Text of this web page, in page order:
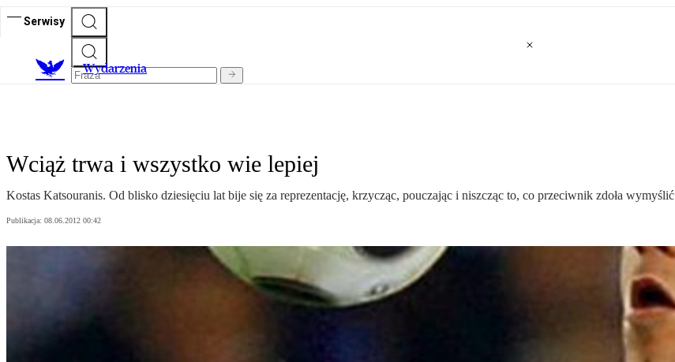
Serwisy
Wydarzenia
Wciąż trwa i wszystko wie lepiej
Kostas Katsouranis. Od blisko dziesięciu lat bije się za reprezentację, krzycząc, pouczając i niszcząc to, co przeciwnik zdoła wymyślić
Publikacja: 08.06.2012 00:42